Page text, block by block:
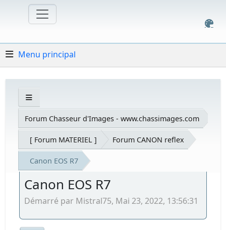
Menu principal
Forum Chasseur d'Images - www.chassimages.com
[ Forum MATERIEL ] Forum CANON reflex
Canon EOS R7
Canon EOS R7
Démarré par Mistral75, Mai 23, 2022, 13:56:31